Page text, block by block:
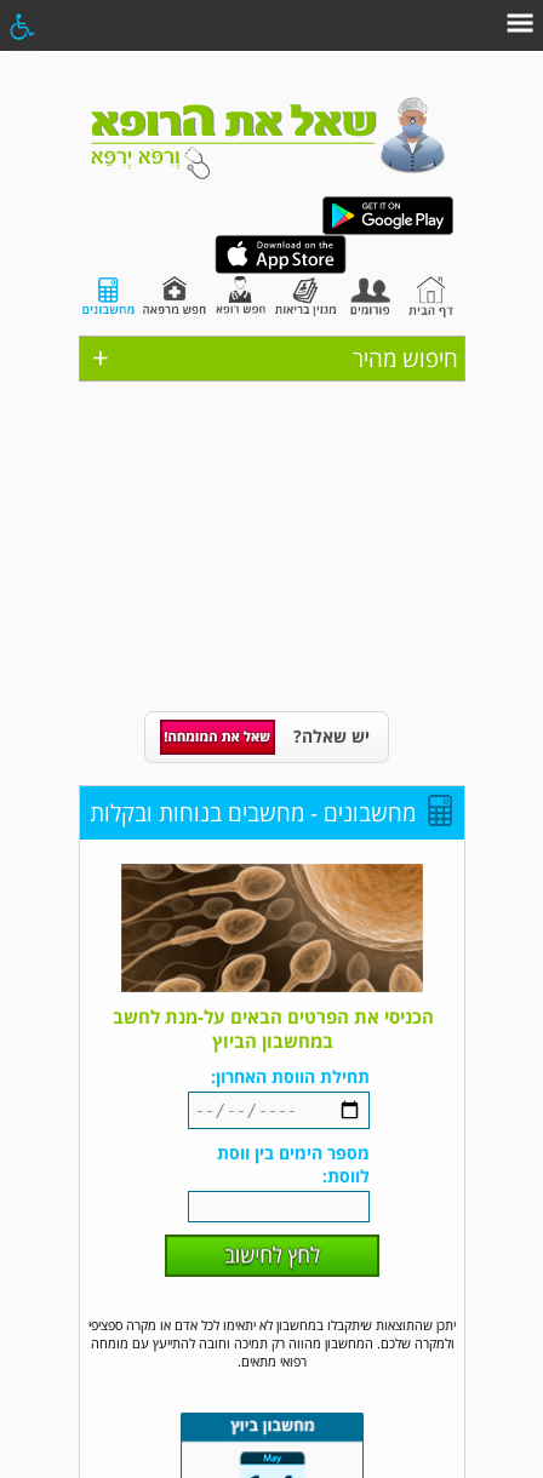
+ חיפוש מהיר
יש שאלה?
מחשבונים - מחשבים בנוחות ובקלות
הכניסי את הפרטים הבאים על-מנת לחשב
במחשבון הביוץ
תחילת הווסת האחרון:
מספר הימים בין ווסת
לווסת:
יתכן שהתוצאות שיתקבלו במחשבון לא יתאימו לכל אדם או מקרה ספציפי
ולמקרה שלכם. המחשבון מהווה רק תמיכה וחובה להתייעץ עם מומחה
רפואי מתאים.